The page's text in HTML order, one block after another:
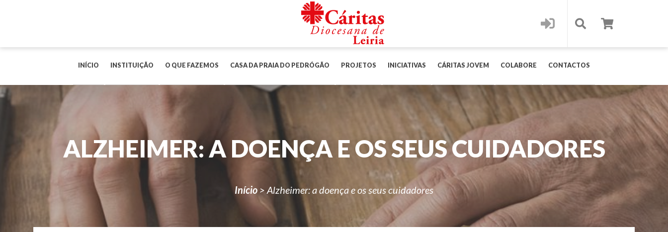
INÍCIO INSTITUIÇÃO O QUE FAZEMOS CASA DA PRAIA DO PEDRÓGÃO PROJETOS INICIATIVAS CÁRITAS JOVEM COLABORE CONTACTOS
ALZHEIMER: A DOENÇA E OS SEUS CUIDADORES
Início > Alzheimer: a doença e os seus cuidadores